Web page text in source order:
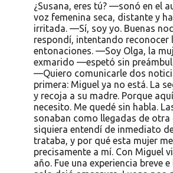
¿Susana, eres tú? —sonó en el
voz femenina seca, distante y
irritada. —Sí, soy yo. Buenas
respondí, intentando reconocer
entonaciones. —Soy Olga, la
exmarido —espetó sin
—Quiero comunicarle dos
primera: Miguel ya no está. La
y recoja a su madre. Porque
necesito. Me quedé sin habla.
sonaban como llegadas de otra
siquiera entendí de inmediato
trataba, y por qué esta mujer
precisamente a mí. Con Miguel
año. Fue una experiencia breve